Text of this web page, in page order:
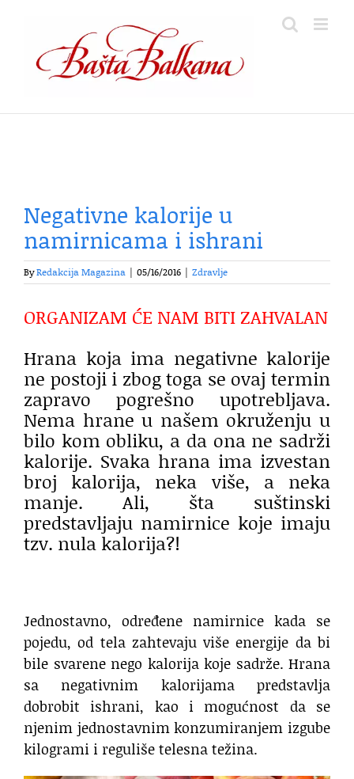
content
Negativne kalorije u
namirnicama i ishrani
ByRedakcija Magazina 05/16/2016 Zdravlje
ORGANIZAM ĆE NAM BITI ZAHVALAN
Hrana koja ima negativne kalorije
ne postoji i zbog toga se ovaj termin
zapravo pogrešno upotrebljava.
Nema hrane u našem okruženju u
bilo kom obliku, a da ona ne sadrži
kalorije. Svaka hrana ima izvestan
broj kalorija, neka više, a neka
manje. Ali, šta suštinski
predstavljaju namirnice koje imaju
tzv. nula kalorija?!
Jednostavno, određene namirnice kada se
pojedu, od tela zahtevaju više energije da bi
bile svarene nego kalorija koje sadrže. Hrana
sa negativnim kalorijama predstavlja
dobrobit ishrani, kao i mogućnost da se
njenim jednostavnim konzumiranjem izgube
kilogrami i reguliše telesna težina.